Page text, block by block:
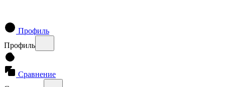
Профиль
Профиль
Сравнение